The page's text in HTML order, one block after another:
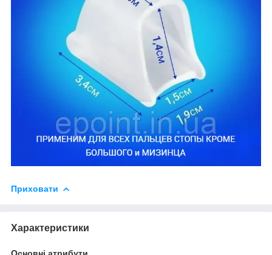
Приховати
Характеристики